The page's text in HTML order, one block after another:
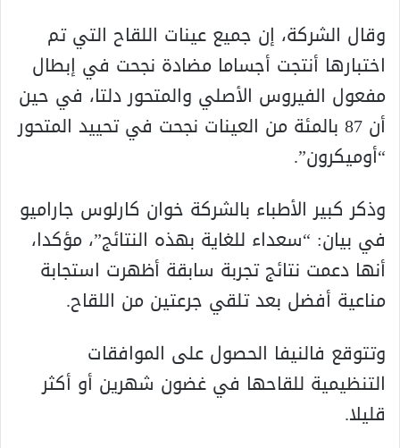
وقال الشركة، إن جميع عينات اللقاح التي تم
اختبارها أنتجت أجساما مضادة نجحت في إبطال
مفعول الفيروس الأصلي والمتحور دلتا، في حين
أن 87 بالمئة من العينات نجحت في تحييد المتحور
“أوميكرون”.
وذكر كبير الأطباء بالشركة خوان كارلوس جاراميو
في بيان: “سعداء للغاية بهذه النتائج”، مؤكدا،
أنها دعمت نتائج تجربة سابقة أظهرت استجابة
مناعية أفضل بعد تلقي جرعتين من اللقاح.
وتتوقع فالنيفا الحصول على الموافقات
التنظيمية للقاحها في غضون شهرين أو أكثر
قليلا.